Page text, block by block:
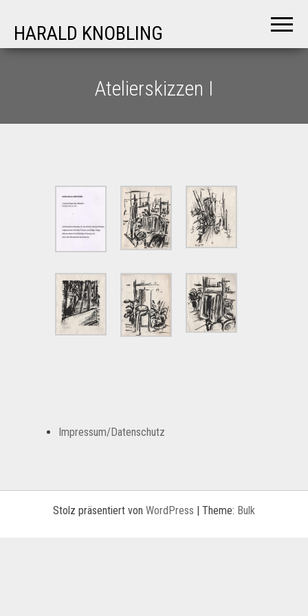
HARALD KNOBLING
Atelierskizzen I
Impressum/Datenschutz
Stolz präsentiert von WordPress | Theme: Bulk